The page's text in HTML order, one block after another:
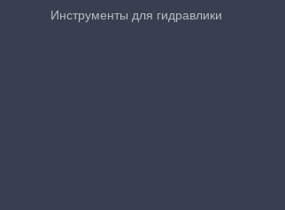
Инструменты для гидравлики